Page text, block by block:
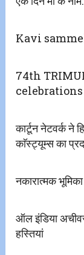
Kavi
74th
कार्टून नेटवर्क ने
काॅस्ट्यूम्स का
नकारात्मक
ऑल इंडिया
हस्तियां